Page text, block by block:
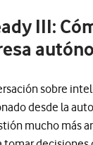
III:
sobre
desde la
mucho más